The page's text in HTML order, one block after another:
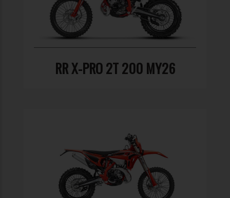
RR X-PRO 2T 200 MY26